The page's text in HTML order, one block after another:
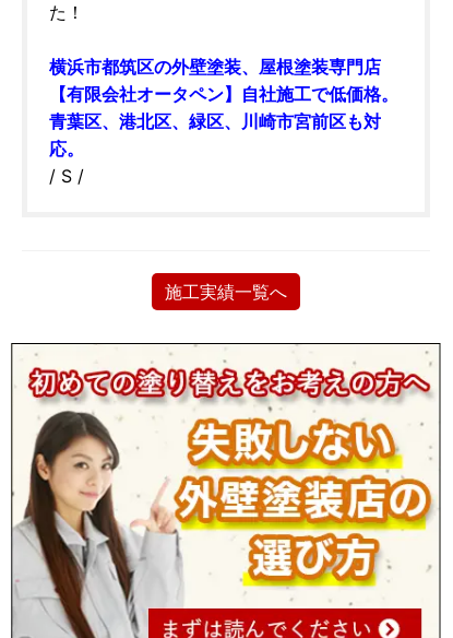
た！
横浜市都筑区の外壁塗装、屋根塗装専門店
【有限会社オータペン】自社施工で低価格。
青葉区、港北区、緑区、川崎市宮前区も対
応。
/ S /
施工実績一覧へ